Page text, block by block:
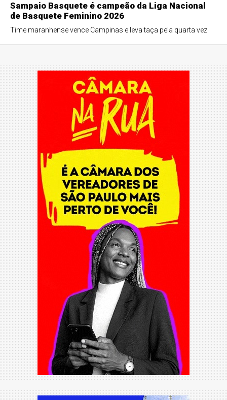
Sampaio Basquete é campeão da Liga Nacional
de Basquete Feminino 2026
Time maranhense vence Campinas e leva taça pela quarta vez